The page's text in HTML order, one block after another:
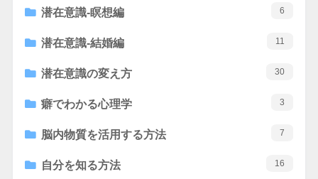
潜在意識-瞑想編 6
潜在意識-結婚編 11
潜在意識の変え方 30
癖でわかる心理学 3
脳内物質を活用する方法 7
自分を知る方法 16